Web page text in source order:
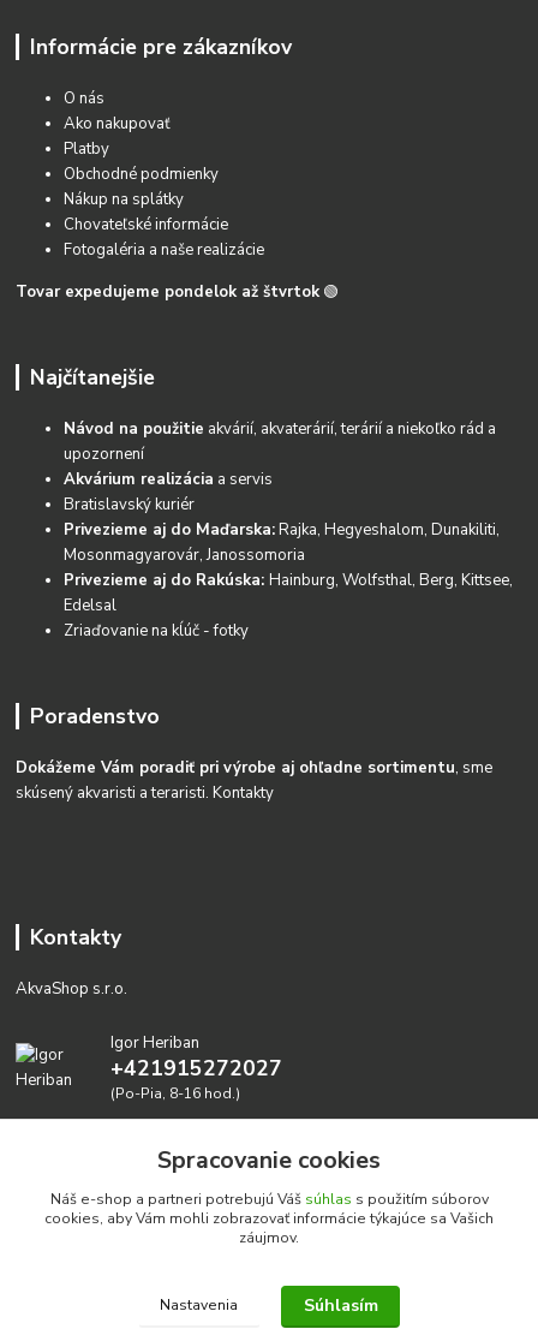
Informácie pre zákazníkov
O nás
Ako nakupovať
Platby
Obchodné podmienky
Nákup na splátky
Chovateľské informácie
Fotogaléria a naše realizácie
Tovar expedujeme pondelok až štvrtok 🟢
Najčítanejšie
Návod na použitie akvárií, akvaterárií, terárií a niekoľko rád a
upozornení
Akvárium realizácia a servis
Bratislavský kuriér
Privezieme aj do Maďarska:Rajka, Hegyeshalom, Dunakiliti,
Mosonmagyarovár, Janossomoria
Privezieme aj do Rakúska:Hainburg, Wolfsthal, Berg, Kittsee,
Edelsal
Zriaďovanie na kĺúč - fotky
Poradenstvo
Dokážeme Vám poradiť pri výrobe aj ohľadne sortimentu, sme
skúsený akvaristi a teraristi.Kontakty
Kontakty
AkvaShop s.r.o.
Igor Heriban
+421915272027
(Po-Pia, 8-16 hod.)
Realizujeme prírodné akvária: AkvaShop s.r.o. • IBAN:
Spracovanie cookies
Náš e-shop a partneri potrebujú Váš súhlas s použitím súborov
cookies, aby Vám mohli zobrazovať informácie týkajúce sa Vašich
záujmov.
Nastavenia Súhlasím